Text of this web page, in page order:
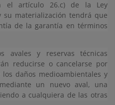
el artículo 26.c) de la Ley
su materialización tendrá que
de la garantía en términos
avales y reservas técnicas
reducirse o cancelarse por
daños medioambientales y
un nuevo aval, una
a cualquiera de las otras